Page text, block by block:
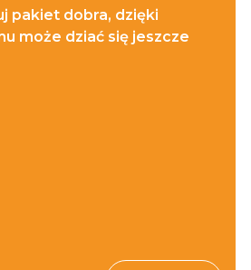
pakiet dobra, dzięki
może dziać się jeszcze